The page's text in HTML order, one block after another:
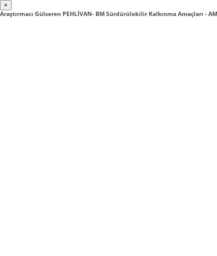
×
Araştırmacı Gülseren PEHLİVAN- BM Sürdürülebilir Kalkınma Amaçları -